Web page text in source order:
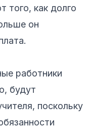
того, как долго
он
работники
будут
поскольку